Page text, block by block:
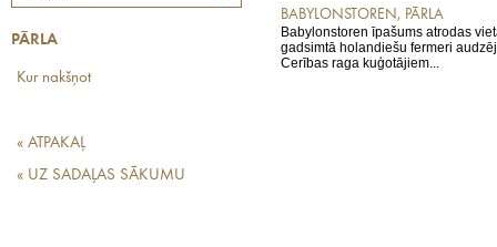
PĀRLA
Kur nakšņot
« ATPAKAĻ
« UZ SADAĻAS SĀKUMU
BABYLONSTOREN, PĀRLA
Babylonstoren īpašums atrodas
gadsimtā holandiešu fermeri
Cerības raga kuģotājiem...